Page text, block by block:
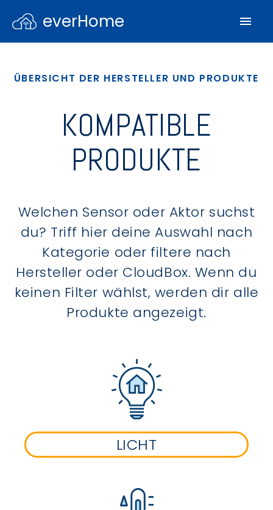
everHome
ÜBERSICHT DER HERSTELLER UND PRODUKTE
KOMPATIBLE
PRODUKTE
Welchen Sensor oder Aktor suchst
du? Triff hier deine Auswahl nach
Kategorie oder filtere nach
Hersteller oder CloudBox. Wenn du
keinen Filter wählst, werden dir alle
Produkte angezeigt.
LICHT